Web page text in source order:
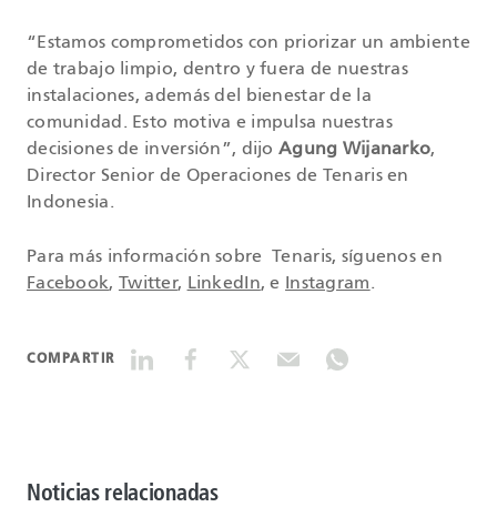
“Estamos comprometidos con priorizar un ambiente
de trabajo limpio, dentro y fuera de nuestras
instalaciones, además del bienestar de la
comunidad. Esto motiva e impulsa nuestras
decisiones de inversión”, dijo Agung Wijanarko,
Director Senior de Operaciones de Tenaris en
Indonesia.
Para más información sobre Tenaris, síguenos en
Facebook, Twitter, LinkedIn, e Instagram.
COMPARTIR
Noticias relacionadas